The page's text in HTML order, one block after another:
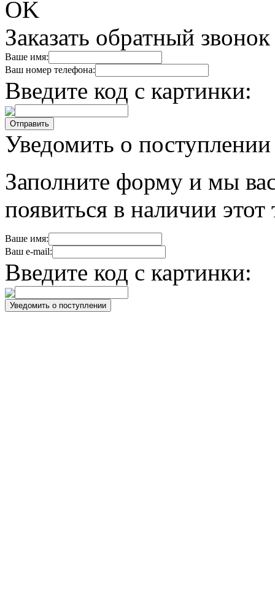
OK
Заказать обратный звонок
Ваше имя:
Ваш номер телефона:
Введите код с картинки:
Уведомить о поступлении
Заполните форму и мы
появиться в наличии этот
Ваше имя:
Ваш e-mail:
Введите код с картинки: